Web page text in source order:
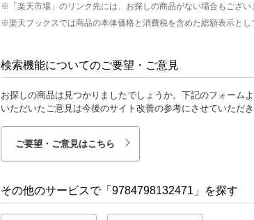
※「楽天市場」のリンク先には、お探しの商品がない場合もござ
※楽天ブックスでは商品の本体価格と消費税を含めた総額表示と
検索機能についてのご要望・ご意見
お探しの商品は見つかりましたでしょうか。下記のフォーム
いただいたご意見は今後のサイト改善の参考にさせていただき
ご要望・ご意見はこちら
その他のサービスで「9784798132471」を探す